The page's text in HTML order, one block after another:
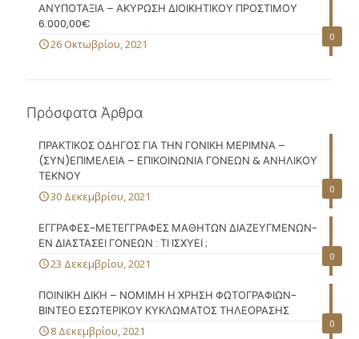
0
ΑΝΥΠΟΤΑΞΙΑ – ΑΚΥΡΩΣΗ ΔΙΟΙΚΗΤΙΚΟΥ ΠΡΟΣΤΙΜΟΥ
6.000,00€
26 Οκτωβρίου, 2021
Πρόσφατα Άρθρα
0
ΠΡΑΚΤΙΚΟΣ ΟΔΗΓΟΣ ΓΙΑ ΤΗΝ ΓΟΝΙΚΗ ΜΕΡΙΜΝΑ –
(ΣΥΝ)ΕΠΙΜΕΛΕΙΑ – ΕΠΙΚΟΙΝΩΝΙΑ ΓΟΝΕΩΝ & ΑΝΗΛΙΚΟΥ
ΤΕΚΝΟΥ
30 Δεκεμβρίου, 2021
0
ΕΓΓΡΑΦΕΣ-ΜΕΤΕΓΓΡΑΦΕΣ ΜΑΘΗΤΩΝ ΔΙΑΖΕΥΓΜΕΝΩΝ-
ΕΝ ΔΙΑΣΤΑΣΕΙ ΓΟΝΕΩΝ : ΤΙ ΙΣΧΥΕΙ ;
23 Δεκεμβρίου, 2021
0
ΠΟΙΝΙΚΗ ΔΙΚΗ – ΝΟΜΙΜΗ Η ΧΡΗΣΗ ΦΩΤΟΓΡΑΦΙΩΝ-
ΒΙΝΤΕΟ ΕΣΩΤΕΡΙΚΟΥ ΚΥΚΛΩΜΑΤΟΣ ΤΗΛΕΟΡΑΣΗΣ
8 Δεκεμβρίου, 2021